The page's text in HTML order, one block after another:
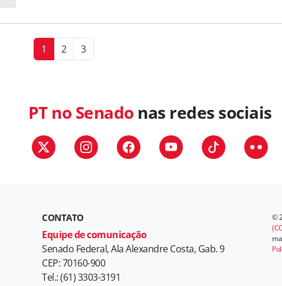
1 2 3
PT no Senado nas redes sociais
CONTATO
Equipe de comunicação
Senado Federal, Ala Alexandre Costa, Gab. 9
CEP: 70160-900
Tel.: (61) 3303-3191
©